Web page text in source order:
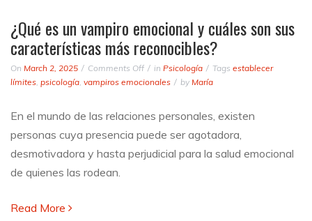
¿Qué es un vampiro emocional y cuáles son sus
características más reconocibles?
On March 2, 2025 Comments Offon
¿Qué
vampiro
emocional
y
in Psicología Tags establecer
límites, psicología, vampiros emocionales by María
En el mundo de las relaciones personales, existen
personas cuya presencia puede ser agotadora,
desmotivadora y hasta perjudicial para la salud emocional
de quienes las rodean.
Read More